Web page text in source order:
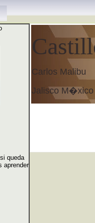
queda
aprender
Carlos Malibu
Jalisco M�xico